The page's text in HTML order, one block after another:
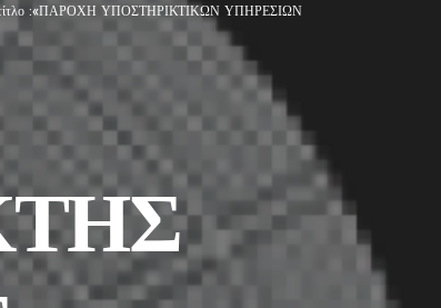
:«ΠΑΡΟΧΗ ΥΠΟΣΤΗΡΙΚΤΙΚΩΝ ΥΠΗΡΕΣΙΩΝ